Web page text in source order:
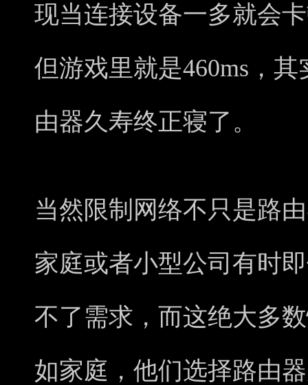
现当连接设备一多就会
但游戏里就是460ms，
由器久寿终正寝了。
当然限制网络不只是路
家庭或者小型公司有时
不了需求，而这绝大多
如家庭，他们选择路由